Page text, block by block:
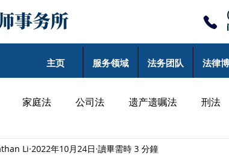
主页 服务领域 法务团队 法律
家庭法 公司法 遗产遗嘱法 刑法
李子沛律师博客 单丹律师博客
Li 2022年10月24日 讀畢需時 3 分鐘